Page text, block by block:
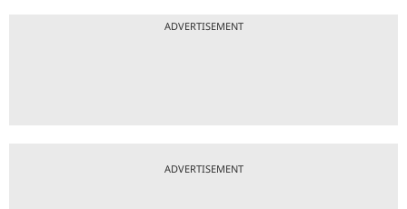
ADVERTISEMENT
ADVERTISEMENT